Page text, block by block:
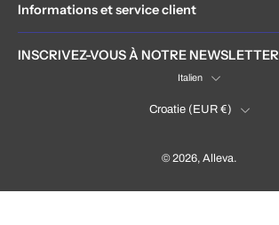
Informations et service client
INSCRIVEZ-VOUS À NOTRE NEWSLETTER
Italien
Croatie ‎(EUR €)‎
© 2026, Alleva.